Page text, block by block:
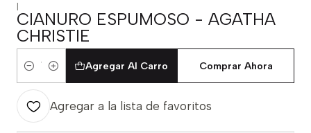
|
CIANURO ESPUMOSO - AGATHA
CHRISTIE
Cantidad
Agregar Al Carro Comprar Ahora
Agregar a la lista de favoritos